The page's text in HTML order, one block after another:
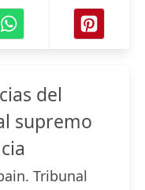
del
supremo
Tribunal